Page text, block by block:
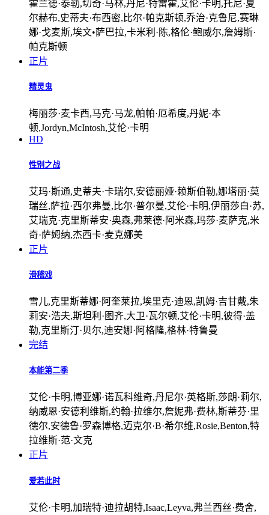
霍兰德·泰勒,切奇·马林,丹尼·特雷霍,艾伦·卡明,托尼·夏
尔赫布,史蒂夫·布西密,比尔·帕克斯顿,乔治·克鲁尼,赛琳
娜·戈麦斯,埃文•萨巴拉,卡米利·陈,格伦·鲍威尔,詹姆斯·
帕克斯顿
正片
精灵鬼
梅丽莎·麦卡西,马克·马龙,帕帕·厄希度,丹妮·本
顿,Jordyn,McIntosh,艾伦·卡明
HD
性别之战
艾玛·斯通,史蒂夫·卡瑞尔,安德丽娅·赖斯伯勒,娜塔丽·莫
瑞丝,萨拉·西尔弗曼,比尔·普尔曼,艾伦·卡明,伊丽莎白·苏,
艾瑞克·克里斯蒂安·奥森,弗莱德·阿米森,玛莎·麦萨克,米
奇·萨姆纳,杰西卡·麦克娜美
正片
滑稽戏
雪儿,克里斯蒂娜·阿奎莱拉,埃里克·迪恩,凯姆·吉甘戴,朱
莉安·浩夫,斯坦利·图齐,大卫·瓦尔顿,艾伦·卡明,彼得·盖
勒,克里斯汀·贝尔,迪安娜·阿格隆,格林·特鲁曼
完结
本能第二季
艾伦·卡明,博亚娜·诺瓦科维奇,丹尼尔·英格斯,莎朗·莉尔,
纳威恩·安德利维斯,约翰·拉维尔,詹妮弗·费林,斯蒂芬·里
德尔,安德鲁·罗森博格,迈克尔·B·希尔维,Rosie,Benton,特
拉维斯·范·文克
正片
爱若此时
艾伦·卡明,加瑞特·迪拉胡特,Isaac,Leyva,弗兰西丝·费舍,